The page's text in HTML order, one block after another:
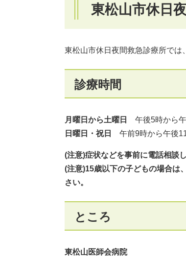
東松山市休日
東松山市休日夜間救急診療所では
診療時間
月曜日から土曜日
午後5時から
日曜日・祝日 午前9時から午後
(注意)症状などを事前に電話相談
(注意)15歳以下の子どもの場合は
さい。
ところ
東松山医師会病院